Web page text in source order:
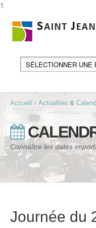
1
Accueil Actualités &
Connaître les dates
Journée du